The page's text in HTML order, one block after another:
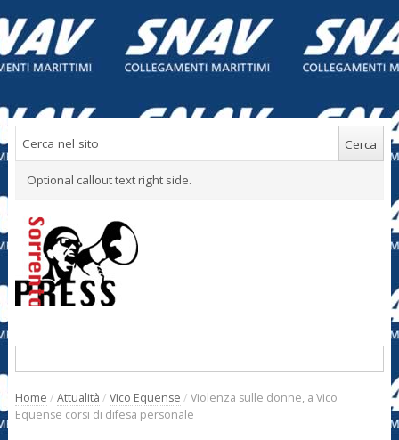
Optional callout text right side.
Home / Attualità / Vico Equense / Violenza sulle donne, a Vico
Equense corsi di difesa personale